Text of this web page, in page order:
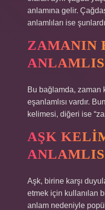
anlamına gelir.
anlamlıları ise
ZAMANIN
Bu bağlamda, zaman
eşanlamlısı vardır.
kelimesi, diğeri ise
AŞK
Aşk, birine karşı
etmek için kullanılan
anlam nedeniyle